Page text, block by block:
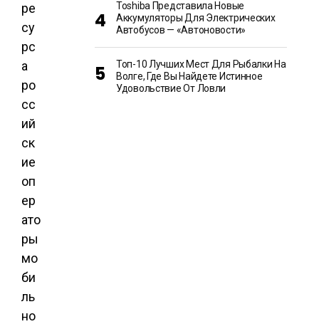
ре
су
рс
а
ро
сс
ий
ск
ие
оп
ер
ато
ры
мо
би
ль
но
Toshiba Представила Новые
Аккумуляторы Для Электрических
Автобусов — «Автоновости»
Топ-10 Лучших Мест Для Рыбалки На
Волге, Где Вы Найдете Истинное
Удовольствие От Ловли